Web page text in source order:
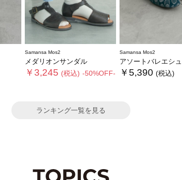
Samansa Mos2
メダリオンサンダル
￥3,245 (税込) -50%OFF-
Samansa Mos2
アソートバレエシ
￥5,390 (税込)
ランキング一覧を見る